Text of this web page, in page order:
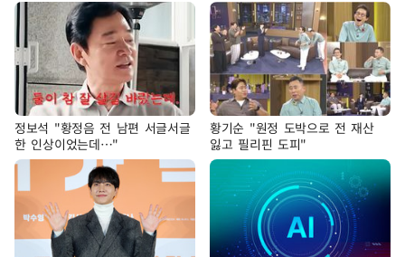
정보석 "황정음 전 남편 서글서글
한 인상이었는데…"
황기순 "원정 도박으로 전 재산
잃고 필리핀 도피"